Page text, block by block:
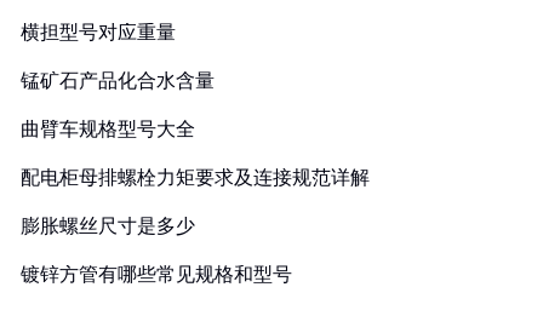
横担型号对应重量
锰矿石产品化合水含量
曲臂车规格型号大全
配电柜母排螺栓力矩要求及连接规范详解
膨胀螺丝尺寸是多少
镀锌方管有哪些常见规格和型号